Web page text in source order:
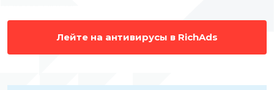
Лейте на антивирусы в RichAds